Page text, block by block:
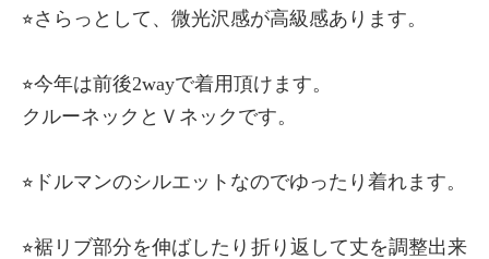
⭐︎さらっとして、微光沢感が高級感あります。
⭐︎今年は前後2wayで着用頂けます。
クルーネックとＶネックです。
⭐︎ドルマンのシルエットなのでゆったり着れます。
⭐︎裾リブ部分を伸ばしたり折り返して丈を調整出来